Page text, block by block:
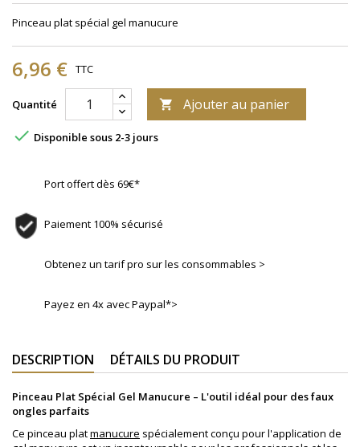
Pinceau plat spécial gel manucure
6,96 € TTC
Quantité  Ajouter au panier
 Disponible sous 2-3 jours
Port offert dès 69€*
Paiement 100% sécurisé
Obtenez un tarif pro sur les consommables >
Payez en 4x avec Paypal*>
DESCRIPTION DÉTAILS DU PRODUIT
Pinceau Plat Spécial Gel Manucure – L'outil idéal pour des faux
ongles parfaits
Ce pinceau platmanucure spécialement conçu pour l'application de